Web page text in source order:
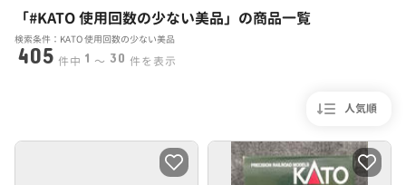
「#KATO 使用回数の少ない美品」 の商品一覧
検索条件：KATO 使用回数の少ない美品
405 件中 1 〜 30 件を表示
人気順